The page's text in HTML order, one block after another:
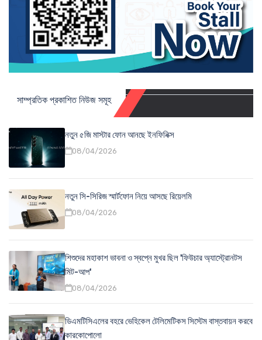
সাম্প্রতিক প্রকাশিত নিউজ সমূহ
নতুন ৫জি মাস্টার ফোন আনছে ইনফিনিক্স
08/04/2026
নতুন সি-সিরিজ স্মার্টফোন নিয়ে আসছে রিয়েলমি
08/04/2026
শিশুদের মহাকাশ ভাবনা ও স্বপ্নে মুখর ছিল 'ফিউচার অ্যাস্ট্রোনটস
মিট-আপ'
08/04/2026
ডিএমটিসিএলের বহরে ভেহিকেল টেলিমেটিকস সিস্টেম বাস্তবায়ন করবে
কারকোপোলো